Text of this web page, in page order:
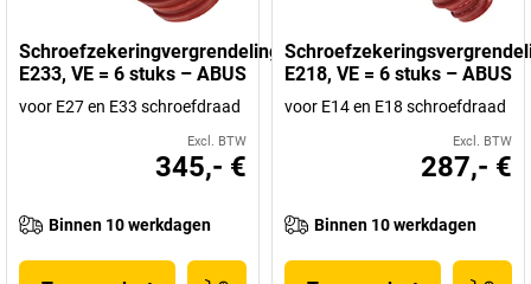
Schroefzekeringvergrendeling
E233, VE = 6 stuks – ABUS
voor E27 en E33 schroefdraad
Excl. BTW
345,- €
Binnen 10 werkdagen
E218, VE = 6 stuks – ABUS
voor E14 en E18 schroefdraad
Excl. BTW
287,- €
Binnen 10 werkdagen